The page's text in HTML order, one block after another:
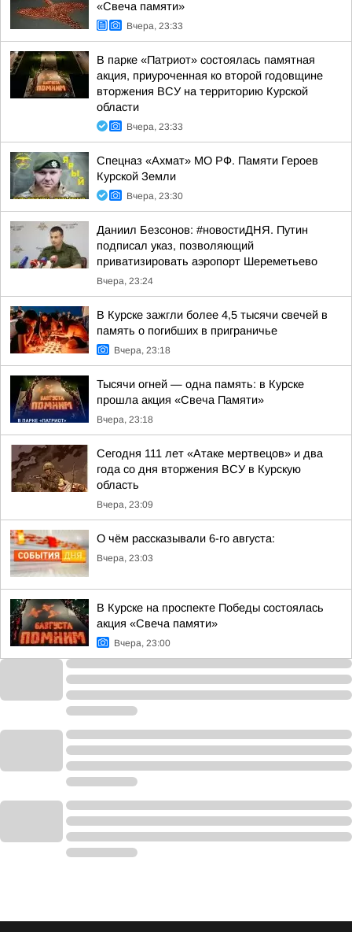
«Свеча памяти»
Вчера, 23:33
В парке «Патриот» состоялась памятная
акция, приуроченная ко второй годовщине
вторжения ВСУ на территорию Курской
области
Вчера, 23:33
Спецназ «Ахмат» МО РФ. Памяти Героев
Курской Земли
Вчера, 23:30
Даниил Безсонов: #новостиДНЯ. Путин
подписал указ, позволяющий
приватизировать аэропорт Шереметьево
Вчера, 23:24
В Курске зажгли более 4,5 тысячи свечей в
память о погибших в приграничье
Вчера, 23:18
Тысячи огней — одна память: в Курске
прошла акция «Свеча Памяти»
Вчера, 23:18
Сегодня 111 лет «Атаке мертвецов» и два
года со дня вторжения ВСУ в Курскую
область
Вчера, 23:09
О чём рассказывали 6-го августа:
Вчера, 23:03
В Курске на проспекте Победы состоялась
акция «Свеча памяти»
Вчера, 23:00